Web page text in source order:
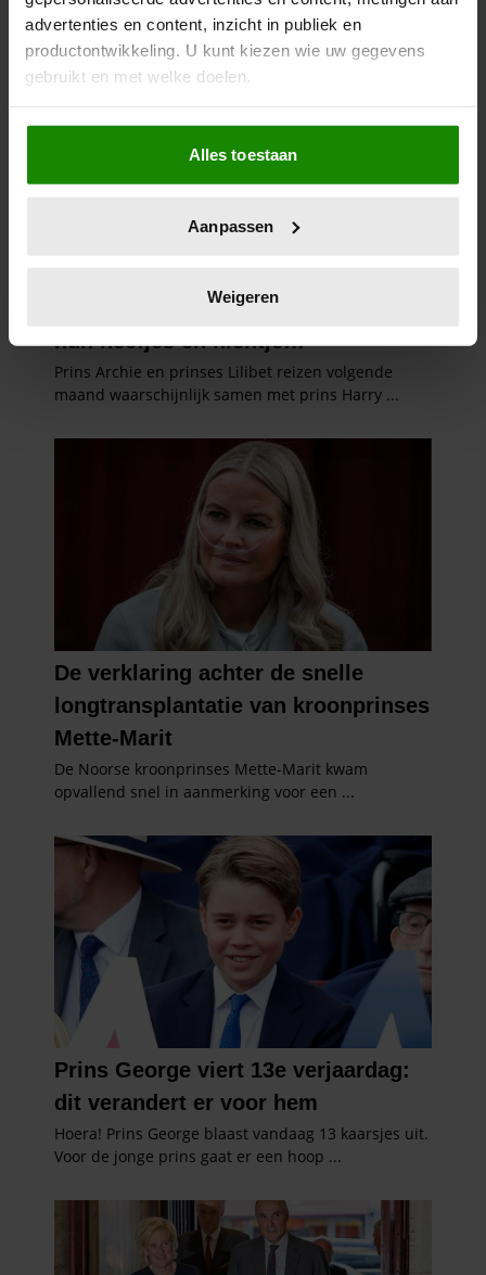
advertenties en content, inzicht in publiek en
productontwikkeling. U kunt kiezen wie uw gegevens
gebruikt en met welke doelen.
Als u het toestaat, willen we ook graag:
Informatie verzamelen over uw geografische
locatie, die tot een paar meter nauwkeurig kan zijn
scannen op specifieke eigenschappen (fingerprinting)
verwerkt en stel uw voorkeuren in het
intrekken in de Cookieverklaring.
We gebruiken cookies om content en advertenties te
en om ons websiteverkeer te analyseren. Ook delen we
informatie over uw gebruik van onze site met onze
partners voor social media, adverteren en analyse. Deze
partners kunnen deze gegevens combineren met andere
informatie die u aan ze heeft verstrekt of die ze hebben
verzameld op basis van uw gebruik van hun services. U
gaat akkoord met onze cookies als u onze website blijft
gebruiken.
Alles toestaan
Aanpassen
Weigeren